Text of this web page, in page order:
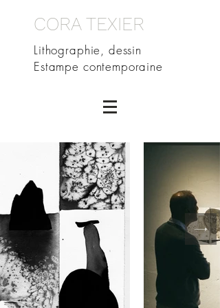
CORA TEXIER
Lithographie, dessin
Estampe contemporaine